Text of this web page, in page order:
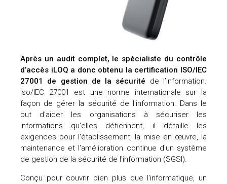
Après un audit complet, le spécialiste du contrôle
d’accès iLOQ a donc obtenu la certification ISO/IEC
27001 de gestion de la sécurité de l’information.
Iso/IEC 27001 est une norme internationale sur la
façon de gérer la sécurité de l'information. Dans le
but d'aider les organisations à sécuriser les
informations qu'elles détiennent, il détaille les
exigences pour l'établissement, la mise en œuvre, la
maintenance et l'amélioration continue d'un système
de gestion de la sécurité de l'information (SGSI).
Conçu pour couvrir bien plus que l'informatique, un